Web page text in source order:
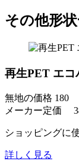
その他形
再生PET エコ
無地の価格 180
メーカー定価
ショッピングに
詳しく見る